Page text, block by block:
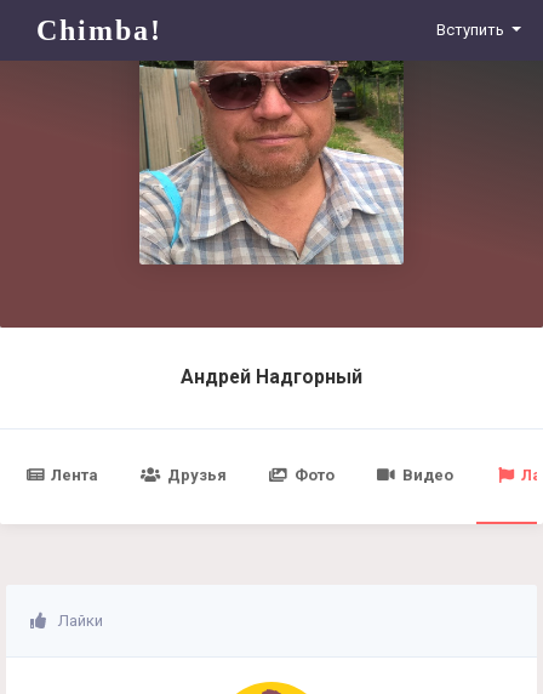
Chimba! Вступить
Андрей Надгорный
Лента Друзья Фото Видео
Лайки